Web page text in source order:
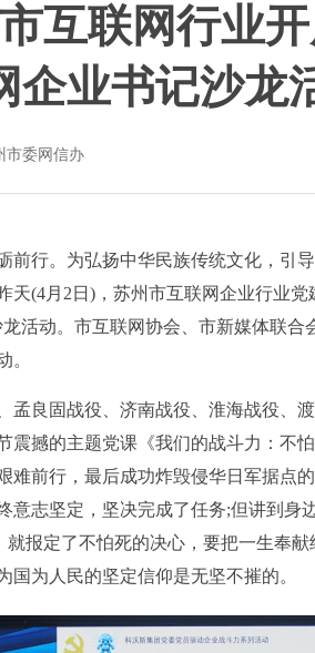
互联网行业
企业书记沙龙
市委网信办
行。为弘扬中华民族传统文化，引
天(4月2日)，苏州市互联网企业行业
活动。市互联网协会、市新媒体联
。
良固战役、济南战役、淮海战役、
震撼的主题党课《我们的战斗力：不
难前行，最后成功炸毁侵华日军据点
意志坚定，坚决完成了任务;但讲到身
报定了不怕死的决心，要把一生奉
为人民的坚定信仰是无坚不摧的。